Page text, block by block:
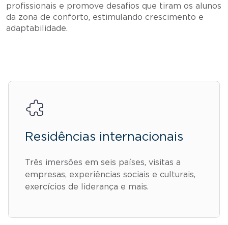
profissionais e promove desafios que tiram os alunos
da zona de conforto, estimulando crescimento e
adaptabilidade.
Residências internacionais
Três imersões em seis países, visitas a
empresas, experiências sociais e culturais,
exercícios de liderança e mais.